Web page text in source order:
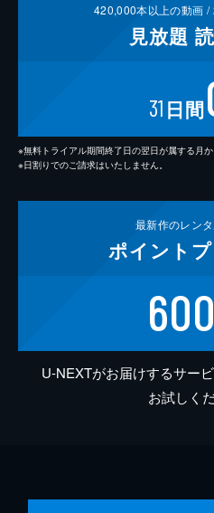
420,000本以上の動画 /
見放題
31 日間
※無料トライアル期間終了日の翌日が属する月か
※日割りでのご請求はいたしません。
最新作のレン
ポイント
600
U-NEXTがお届けするサー
お試しく